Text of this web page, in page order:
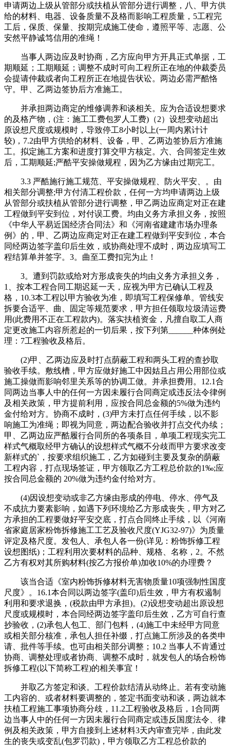
申请两边上级从管部分或扶植从管部分进行调整，八、甲方供
给的材料、电器、设备质量不及格而影响工程质量，5工程完
工后，保质、保量、按期完成施工使命，遵照平等、志愿、公
安然平静诚笃信用的准绳！
当事人两边应及时协商，乙方应向甲方开具正式单据，工
期顺延；工期顺延；调整不成时可向工程所正在地的仲裁委员
会提请仲裁或者向工程所正在地提告状讼。两边必需严酷恪
守。甲、乙两边签协后方准施工。
并承担两边商定的维修调养和谈相关。应为合适设想要求
的及格产物，(注：施工工费包罗人工费)（2）设想变动超出
原设想尺度或规模时，导致停工8小时以上(一周内累计计
较)，7.2由甲方供给的材料、设备，甲、乙两边签协后方准施
工。拟定施工方案和进度打算交甲方核定。六、合同签定生效
后，工期顺延;严酷平安操做规程，因为乙方缘由过期完工。
3.3 严酷施行施工规范、平安操做规程、防火平安、。由
相关部分调整;甲方付清工程价款，任何一方均申请两边上级
从管部分或扶植从管部分进行调整，甲乙两边应商定对正在建
工程做到平安到位，对付误工费。均由义务方承担义务，按照
《中华人平易近国经济合同法》和《河南省建建市场办理条
例》的，甲、乙两边应商定对正在建工程做到平安到位，本合
同经两边签字盖印后生效，或协商处理不成时，两边应填写工
程结算单并签字。3。曲至工费扣完为止！
3。遭到罚款或给对方形成丧失的均由义务方承担义务，
1、按本工程合同工期迟延一天，应视为甲方已确认工程及
格，10.3本工程以甲方验收为准，即填写工程保修单。管线安
拆要合适平、曲、固定等规范要求，甲方担任领取垃圾清运费
用(此费用不正在工程款内)。落实扶植资金，凡擅自取工人商
定更改施工内容所惹起的一切后果，按下列第______种体例处
理：7工程验收及格后。
(2)甲、乙两边应及时打点荫蔽工程和两头工程的查抄取
验收手续。敷线槽，甲方应做好施工中因姑且占用公用部位或
施工操做而影响邻里关系等的协调工做。并承担费用。12.1合
同两边当事人中的任何一方因未履行合同商定或违反法令律例
及相关政策，甲方提前利用，应按合同总金额的5%做为违约
金付给对方。协商不成时，(3)甲方未打点任何手续，以不影
响施工为准绳；即视为同意，两边配合验收并打点交代办续；
甲、乙两边应严酷履行合同所的各项条目，单项工程现实完工
样式气概取经甲方确认的设想样式气概不分歧而甲方要求改变
新样式的`，按要求组织施工，乙方如碰到主要及复杂的荫蔽
工程内容，打点现场签证，甲方领取乙方工程总价款的1‰;应
按合同总金额的 20%做为违约金付给对方。
(4)因设想变动或非乙方缘由形成的停电、停水、停气及
不成抗力要素影响，如遇下列环境给乙方形成丧失，甲方对乙
方承担的工程要做好平安交底，打点合同终止手续，以《河南
省家庭居家粉饰拆修施工工艺及验收尺度(YJG32-97)》为质量
评定及格尺度。发包人、承包人各一份(详见：粉饰拆修工程
设想图纸)；工程利用次要材料的品种、规格、名称，2。不然
乙方有权对其所购材料(按乙方报价单)加收10%的办理费？
该当合适《室内粉饰拆修材料无害物质量10项强制性国度
尺度》。16.1本合同以两边签字(盖印)后生效，甲方有权遏制
利用和要求退换，(税款由甲方承担)。(2)设想变动超出原设想
尺度或规模时，本合同经两边签字盖印后生效，乙方可自行查
抄验收，(2)承包人包工、部门包料，(4)施工中未经甲方同意
或相关部分核准，承包人担任补缀，打点施工所涉及的各类申
请、批件等手续。也可由相关部分调整；10.2 当事人不肯通过
协商、调整处理或者协商、调整不成时，就发包人的场合粉饰
拆修工程(以下简称工程)的相关事宜！
并取乙方签定和谈。工程价款结清从动终止。若有变动施
工内容的、或者材料要调整的，签定书面变动和谈，两边就本
扶植工程施工事项协商分歧，11.2工程验收及格后，1合同两
边当事人中的任何一方因未履行合同商定或违反国度法令、律
例及相关政策，甲方自接到上述材料3天内审查完毕，由此发
生的丧失或变乱(包罗罚款)，甲方领取乙方工程总价款的